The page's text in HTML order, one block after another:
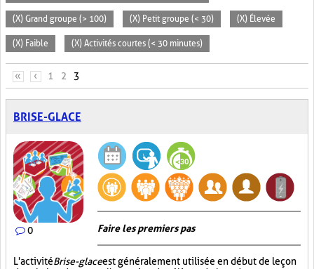
(X) Grand groupe (> 100) (X) Petit groupe (< 30) (X) Élevée
(X) Faible (X) Activités courtes (< 30 minutes)
PAGES
« ‹ 1 2 3
BRISE-GLACE
0 Faire les premiers pas
L'activitéBrise-glaceest généralement utilisée en début de leçon